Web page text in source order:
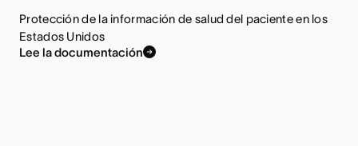
Protección de la información de salud del paciente en los
Estados Unidos
Lee la documentación